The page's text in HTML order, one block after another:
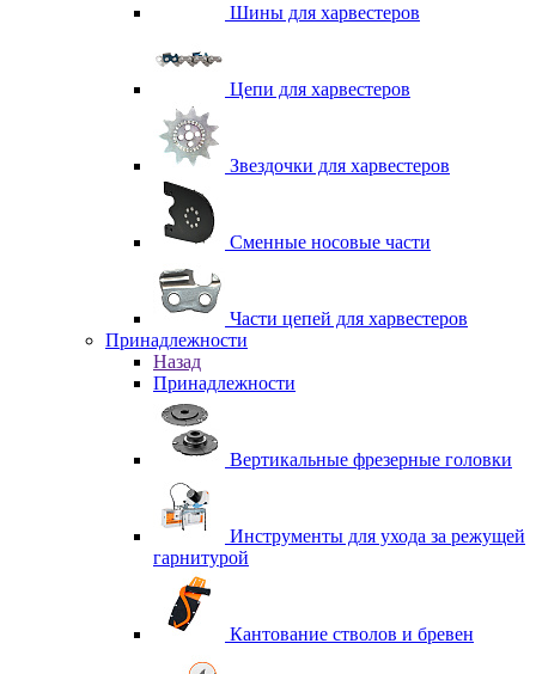
Шины для харвестеров
Цепи для харвестеров
Звездочки для харвестеров
Сменные носовые части
Части цепей для харвестеров
Принадлежности
Назад
Принадлежности
Вертикальные фрезерные головки
Инструменты для ухода за режущей
гарнитурой
Кантование стволов и бревен